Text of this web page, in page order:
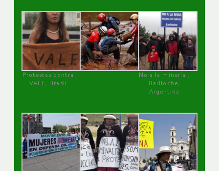
Protestas contra
VALE, Brasil
No a la minería ,
Bariloche,
Argentina